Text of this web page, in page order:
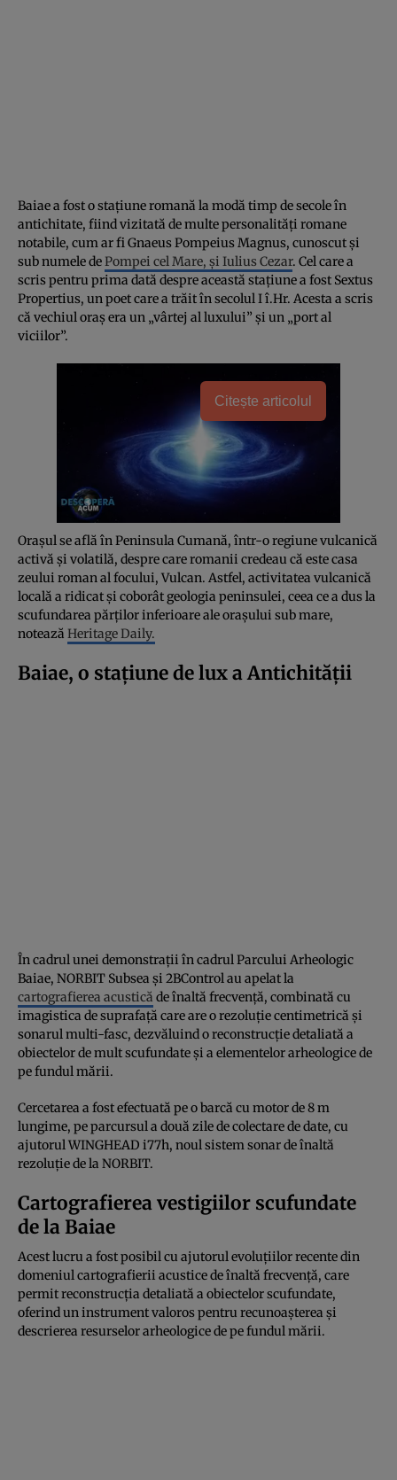
Baiae a fost o stațiune romană la modă timp de secole în
antichitate, fiind vizitată de multe personalități romane
notabile, cum ar fi Gnaeus Pompeius Magnus, cunoscut și
sub numele dePompei cel Mare, și Iulius Cezar. Cel care a
scris pentru prima dată despre această stațiune a fost Sextus
Propertius, un poet care a trăit în secolul I î.Hr. Acesta a scris
că vechiul oraș era un „vârtej al luxului” și un „port al
viciilor”.
Citește articolul
Orașul se află în Peninsula Cumană, într-o regiune vulcanică
activă și volatilă, despre care romanii credeau că este casa
zeului roman al focului, Vulcan. Astfel, activitatea vulcanică
locală a ridicat și coborât geologia peninsulei, ceea ce a dus la
scufundarea părților inferioare ale orașului sub mare,
notează Heritage Daily.
Baiae, o stațiune de lux a Antichității
În cadrul unei demonstrații în cadrul Parcului Arheologic
Baiae, NORBIT Subsea și 2BControl au apelat la
cartografierea acustică de înaltă frecvență, combinată cu
imagistica de suprafață care are o rezoluție centimetrică și
sonarul multi-fasc, dezvăluind o reconstrucție detaliată a
obiectelor de mult scufundate și a elementelor arheologice de
pe fundul mării.
Cercetarea a fost efectuată pe o barcă cu motor de 8 m
lungime, pe parcursul a două zile de colectare de date, cu
ajutorul WINGHEAD i77h, noul sistem sonar de înaltă
rezoluție de la NORBIT.
Cartografierea vestigiilor scufundate
de la Baiae
Acest lucru a fost posibil cu ajutorul evoluțiilor recente din
domeniul cartografierii acustice de înaltă frecvență, care
permit reconstrucția detaliată a obiectelor scufundate,
oferind un instrument valoros pentru recunoașterea și
descrierea resurselor arheologice de pe fundul mării.